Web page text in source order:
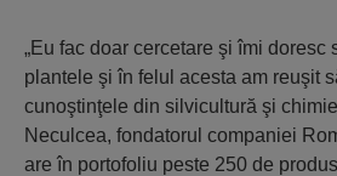
„Eu fac doar cercetare şi îmi doresc
plantele şi în felul acesta am reuşit
cunoştinţele din silvicultură şi
Neculcea, fondatorul companiei
are în portofoliu peste 250 de